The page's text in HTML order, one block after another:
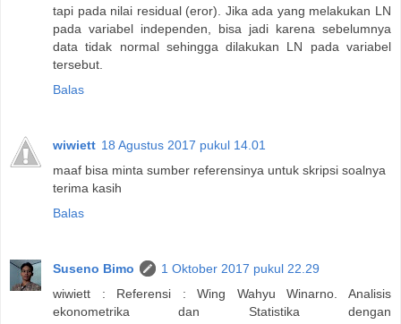
tapi pada nilai residual (eror). Jika ada yang melakukan LN
pada variabel independen, bisa jadi karena sebelumnya
data tidak normal sehingga dilakukan LN pada variabel
tersebut.
Balas
wiwiett 18 Agustus 2017 pukul 14.01
maaf bisa minta sumber referensinya untuk skripsi soalnya
terima kasih
Balas
Suseno Bimo
1 Oktober 2017 pukul 22.29
wiwiett : Referensi : Wing Wahyu Winarno. Analisis
ekonometrika dan Statistika dengan